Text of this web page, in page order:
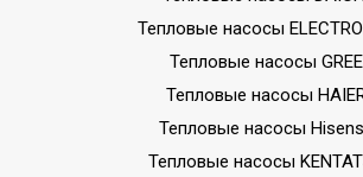
Тепловые насосы
Тепловые насосы GREE
Тепловые насосы
Тепловые насосы
Тепловые насосы